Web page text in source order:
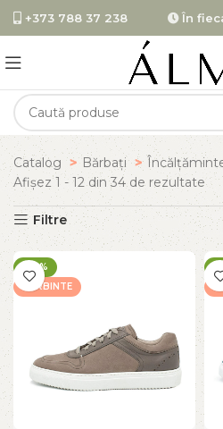
+373 788 37 238 În
Catalog Bărbați
Afișez 1 - 12 din 34 de rezultate
Filtre
-60%
FIERBINTE